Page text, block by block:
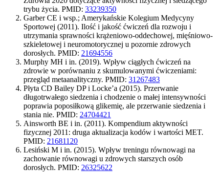
trybu życia. PMID: 33239350
Garber CE i wsp.; Amerykańskie Kolegium Medycyny
Sportowej (2011). Ilość i jakość ćwiczeń dla rozwoju i
utrzymania sprawności krążeniowo-oddechowej, mięśniowo-
szkieletowej i neuromotorycznej u pozornie zdrowych
dorosłych. PMID: 21694556
Murphy MH i in. (2019). Wpływ ciągłych ćwiczeń na
zdrowie w porównaniu z skumulowanymi ćwiczeniami:
przegląd metaanalityczny. PMID: 31267483
Płyta CD Bailey DP i Locke’a (2015). Przerwanie
długotrwałego siedzenia i chodzenie o małej intensywności
poprawia poposiłkową glikemię, ale przerwanie siedzenia i
stania nie. PMID: 24704421
Ainsworth BE i in. (2011). Kompendium aktywności
fizycznej 2011: druga aktualizacja kodów i wartości MET.
PMID: 21681120
Lesiński M i in. (2015). Wpływ treningu równowagi na
zachowanie równowagi u zdrowych starszych osób
dorosłych. PMID: 26325622